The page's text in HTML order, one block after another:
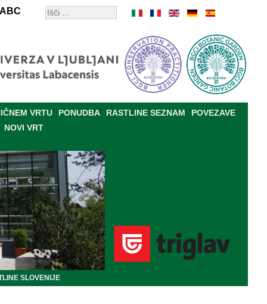
ABC
VRTU PONUDBA RASTLINE SEZNAM
POVEZAVE
NOVI VRT
SLOVENIJE